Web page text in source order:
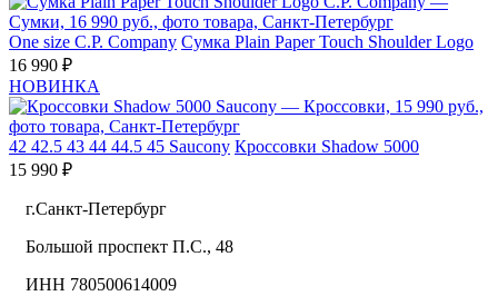
One size C.P. Company Сумка Plain Paper Touch Shoulder Logo
16 990 ₽
НОВИНКА
42 42.5 43 44 44.5 45 Saucony Кроссовки Shadow 5000
15 990 ₽
г.Санкт-Петербург
Большой проспект П.С., 48
ИНН 780500614009